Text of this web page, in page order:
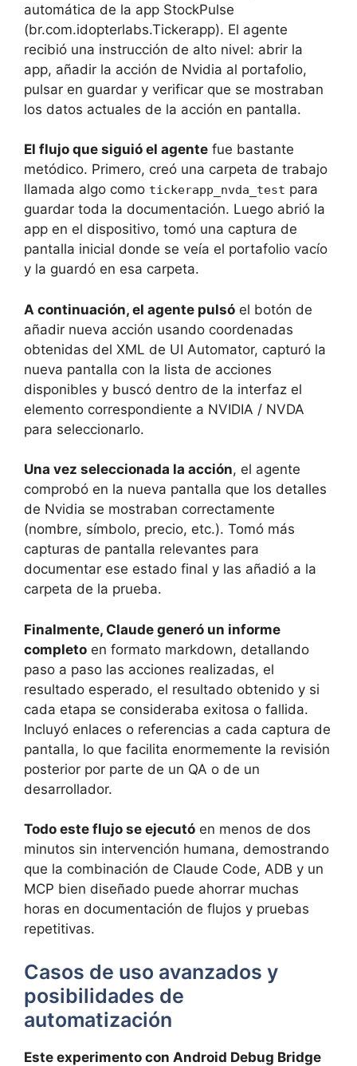
automática de la app StockPulse
(br.com.idopterlabs.Tickerapp). El agente
recibió una instrucción de alto nivel: abrir la
app, añadir la acción de Nvidia al portafolio,
pulsar en guardar y verificar que se mostraban
los datos actuales de la acción en pantalla.
El flujo que siguió el agente fue bastante
metódico. Primero, creó una carpeta de trabajo
llamada algo como tickerapp_nvda_test para
guardar toda la documentación. Luego abrió la
app en el dispositivo, tomó una captura de
pantalla inicial donde se veía el portafolio vacío
y la guardó en esa carpeta.
A continuación, el agente pulsó el botón de
añadir nueva acción usando coordenadas
obtenidas del XML de UI Automator, capturó la
nueva pantalla con la lista de acciones
disponibles y buscó dentro de la interfaz el
elemento correspondiente a NVIDIA / NVDA
para seleccionarlo.
Una vez seleccionada la acción, el agente
comprobó en la nueva pantalla que los detalles
de Nvidia se mostraban correctamente
(nombre, símbolo, precio, etc.). Tomó más
capturas de pantalla relevantes para
documentar ese estado final y las añadió a la
carpeta de la prueba.
Finalmente, Claude generó un informe
completo en formato markdown, detallando
paso a paso las acciones realizadas, el
resultado esperado, el resultado obtenido y si
cada etapa se consideraba exitosa o fallida.
Incluyó enlaces o referencias a cada captura de
pantalla, lo que facilita enormemente la revisión
posterior por parte de un QA o de un
desarrollador.
Todo este flujo se ejecutó en menos de dos
minutos sin intervención humana, demostrando
que la combinación de Claude Code, ADB y un
MCP bien diseñado puede ahorrar muchas
horas en documentación de flujos y pruebas
repetitivas.
Casos de uso avanzados y
posibilidades de
automatización
Este experimento con Android Debug Bridge